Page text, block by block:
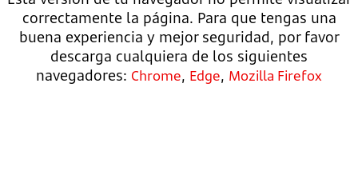
correctamente la página. Para que tengas una
buena experiencia y mejor seguridad, por favor
descarga cualquiera de los siguientes
navegadores: Chrome, Edge, Mozilla Firefox